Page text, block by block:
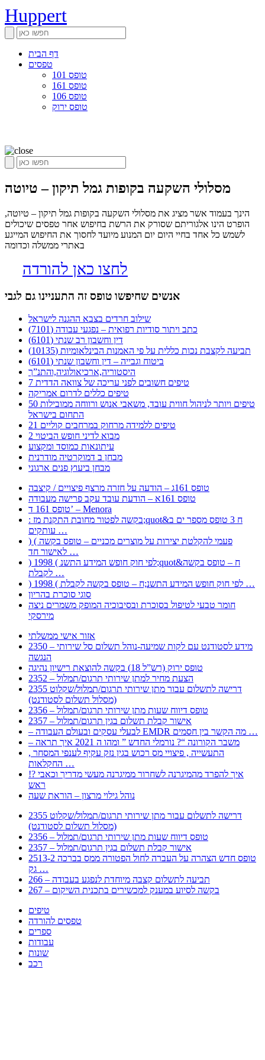
Huppert
דף הבית
טפסים
טופס 101
טופס 161
טופס 106
טופס ירוק
מסלולי השקעה בקופות גמל תיקון – טיוטה
הינך בעמוד אשר מציג את מסלולי השקעה בקופות גמל תיקון – טיוטה,
הופרט הינו אלגוריתם שסורק את הרשת בחיפוש אחר טפסים שיכולים
לשמש כל אחד בחיי היום יום המנוע מיועד לחסוך את החיפוש המייגע
באתרי ממשלה וכדומה
לחצו כאן להורדה
אנשים שחיפשו טופס זה התעניינו גם לגבי
שילוב חרדים בצבא ההגנה לישראל
כתב ויתור סודיות רפואית – נפגעי עבודה (7101)
דין וחשבון רב שנתי (6101)
תביעה לקצבת נכות כללית על פי האמנות הבינלאומיות (10135)
ביטוח וגבייה – דין וחשבון שנתי (6101)
היסטוריה,ארכיאולוגיה,והתנ”ך
7 טיפים חשובים לפני עריכה של צוואה הדדית
טיפים כללים לדרום אמריקה
50 טיפים ויותר לניהול חווית עובד, משאבי אנוש ורווחה ממובילות
התחום בישראל
21 טיפים ללמידה מרחוק במרחבים קוליים
מבוא לדיני חופש הביטוי 2
עיתונאות כמוסד ומקצוע
מבחן ב דמוקרטיה מודרנית
מבחן ביעוץ פנים ארגוני
טופס 161ג – הודעה על חזרה מרצף פיצויים / קיצבה
טופס 161א – הודעת עובד עקב פרישה מעבודה
טופס 161 ד’ – Menora
: בקשה לפטור מחובת התקנת מז;quot&ח 3 טופס מספר ים ב
עותקים …
) ( פעמי להקלטת יצירות על מוצרים מכניים – טופס בקשה
לאישור חד …
) 1998 ( לפי חוק חופש המידע התשנ;quot&ח – טופס בקשה
לקבלת …
) 1998 ( לפי חוק חופש המידע התשנ;ח – טופס בקשה לקבלת …
סוגי סוכרת בהריון
חומר טבעי לטיפול בסוכרת ובסיבוכיה המופק משמרים ניצה
מירסקי
אזור אישי ממשלתי
2350 – מידע לסטודנט עם לקות שמיעה-נוהל תשלום סל שירותי
הנגשה
טופס ירוק (רש”ל 18) בקשה להוצאת רישיון נהיגה
2352 – הצעת מחיר למתן שירותי תרגום/תמלול
2355 דרישה לתשלום עבור מתן שירותי תרגום/תמלול/שקלוט
(מסלול תשלום לסטודנט)
2356 – טופס דיווח שעות מתן שירותי תרגום/תמלול
2357 – אישור קבלת תשלום בגין תרגום/תמלול
– לבעלי עסקים ובעולם העבודה EMDR מה הקשר בין חסמים …
– משבר הקורונה “? נורמלי החדש ” ומהו ה 2021 איך תראה
, התעשייה , פיצויי מס רכוש בגין נזק עקיף לענפי המסחר
החקלאות …
!? איך להפרד מהמיגרנה לשחרור ממיגרנה מעשי מדריך וכאבי
ראש
נוהל גילוי מרצון – הוראת שעה
2355 דרישה לתשלום עבור מתן שירותי תרגום/תמלול/שקלוט
(מסלול תשלום לסטודנט)
2356 – טופס דיווח שעות מתן שירותי תרגום/תמלול
2357 – אישור קבלת תשלום בגין תרגום/תמלול
2513-2 טופס חדש הצהרה על העברה לחול הפטורה ממס בברכה
גק …
266 – תביעה לתשלום קצבה מיוחדת לנפגע בעבודה
267 – בקשה לסיוע במענק למכשירים בתכנית השיקום
טיפים
טפסים להורדה
ספרים
עבודות
שונות
רכב